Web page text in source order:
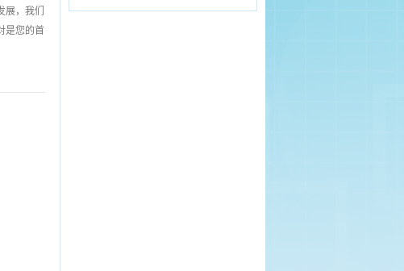
，我们
是您的首